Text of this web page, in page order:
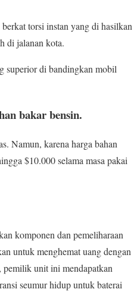
torsi instan yang di hasilkan
di jalanan kota.
superior di bandingkan mobil
bakar bensin.
Namun, karena harga bahan
$10.000 selama masa pakai
komponen dan pemeliharaan
untuk menghemat uang dengan
unit ini mendapatkan
seumur hidup untuk baterai